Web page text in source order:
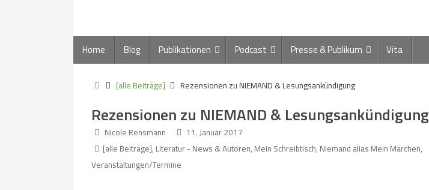
Inhalt
springen
Home Blog Publikationen Podcast Presse & Publikum Vita
Start[alle Beiträge] Rezensionen zu NIEMAND & Lesungsankündigung
Rezensionen zu NIEMAND & Lesungsankündigung
Nicole Rensmann
11. Januar 2017
[alle Beiträge], Literatur - News & Autoren, Mein Schreibtisch, Niemand alias Mein Märchen,
Veranstaltungen/Termine